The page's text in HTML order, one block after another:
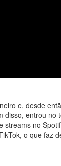
e, desde
disso, entrou no
streams no
o que faz